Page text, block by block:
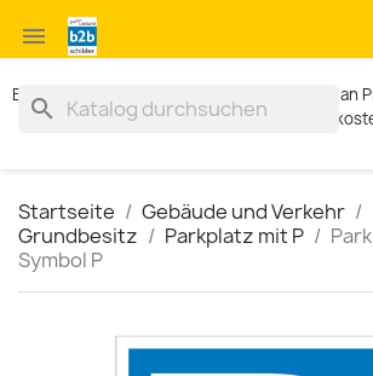

Exklusiv für Geschäftskunden. Kein Verkauf an
zzgl. MWST und
search
Startseite Gebäude und Verkehr
Grundbesitz
Parkplatz mit P
Symbol P